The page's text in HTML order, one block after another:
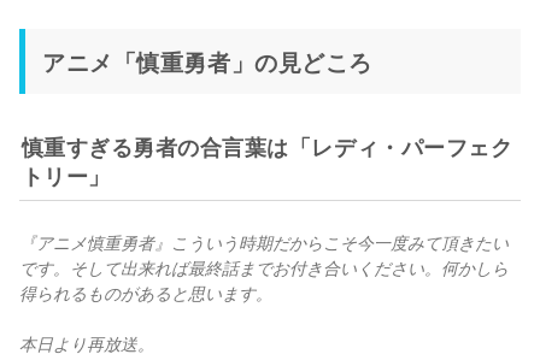
アニメ「慎重勇者」の見どころ
慎重すぎる勇者の合言葉は「レディ・パーフェク
トリー」
『アニメ慎重勇者』こういう時期だからこそ今一度みて頂きたい
です。そして出来れば最終話までお付き合いください。何かしら
得られるものがあると思います。
本日より再放送。